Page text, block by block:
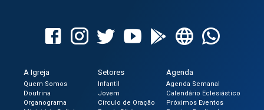
A Igreja
Quem Somos
Doutrina
Organograma
Setores
Infantil
Jovem
Círculo de Oração
Agenda
Agenda Semanal
Calendário Eclesiástico
Próximos Eventos